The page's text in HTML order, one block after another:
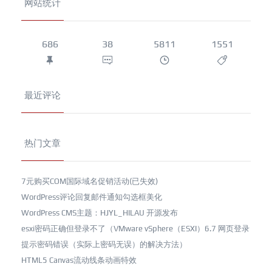
网站统计
686 38 5811 1551
最近评论
热门文章
7元购买COM国际域名促销活动(已失效)
WordPress评论回复邮件通知勾选框美化
WordPress CMS主题：HJYL_HILAU 开源发布
esxi密码正确但登录不了（VMware vSphere（ESXI）6.7 网页登录
提示密码错误（实际上密码无误）的解决方法）
HTML5 Canvas流动线条动画特效